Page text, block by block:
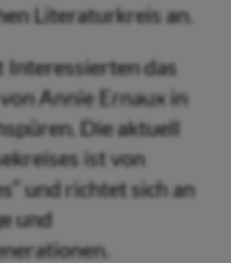
Literaturkreis an.
das
Annie Ernaux in
Die aktuell
ist von
und richtet sich an
und